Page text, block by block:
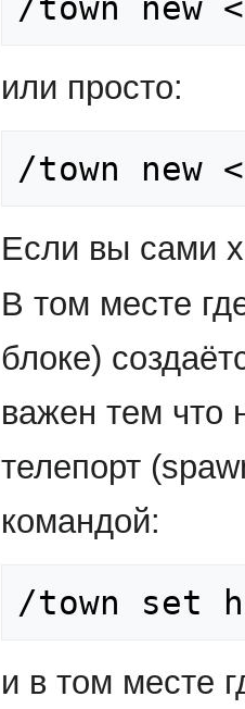
или просто:
/town new
Если вы сами
В том месте
блоке)
важен тем что
телепорт
командой:
/town set
и в том месте